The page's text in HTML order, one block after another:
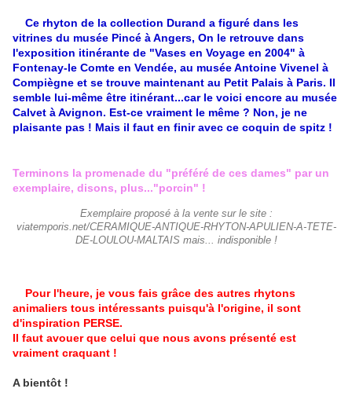
Ce rhyton de la collection Durand a figuré dans les
vitrines du musée Pincé à Angers, On le retrouve dans
l'exposition itinérante de "Vases en Voyage en 2004" à
Fontenay-le Comte en Vendée, au musée Antoine Vivenel à
Compiègne et se trouve maintenant au Petit Palais à Paris. Il
semble lui-même être itinérant...car le voici encore au musée
Calvet à Avignon. Est-ce vraiment le même ? Non, je ne
plaisante pas ! Mais il faut en finir avec ce coquin de spitz !
Terminons la promenade du "préféré de ces dames" par un
exemplaire, disons, plus..."porcin" !
Exemplaire proposé à la vente sur le site :
viatemporis.net/CERAMIQUE-ANTIQUE-RHYTON-APULIEN-A-TETE-
DE-LOULOU-MALTAIS mais... indisponible !
Pour l'heure, je vous fais grâce des autres rhytons
animaliers tous intéressants puisqu'à l'origine, il sont
d'inspiration PERSE.
Il faut avouer que celui que nous avons présenté est
vraiment craquant !
A bientôt !